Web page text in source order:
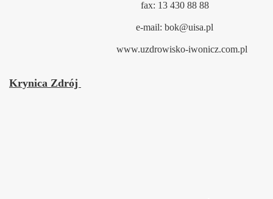
fax: 13 430 88 88
e-mail: bok@uisa.pl
www.uzdrowisko-iwonicz.com.pl
Krynica Zdrój